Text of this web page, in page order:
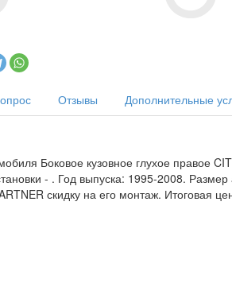
Отзывы Дополнительные
Боковое кузовное глухое правое
- . Год выпуска: 1995-2008. Размер
скидку на его монтаж. Итоговая